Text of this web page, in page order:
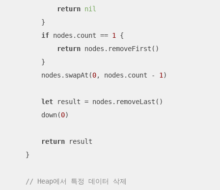
return nil
        }
if nodes.count == 1
{
return nodes.removeFirst()
        }
        nodes.swapAt(
0, nodes.count - 1 )
let result = nodes.removeLast()
        down(
0)
return result
    }
// Heap에서 특정 데이터 삭제